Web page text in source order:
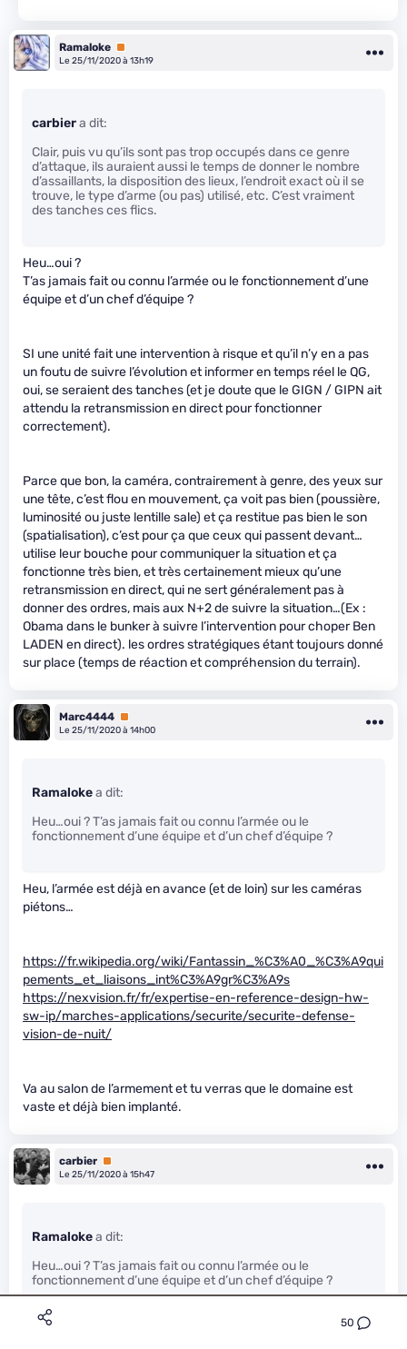
50
Ramaloke Premium
Le 25/11/2020 à 13h19
carbiera dit:
Clair, puis vu qu’ils sont pas trop occupés dans ce genre
d’attaque, ils auraient aussi le temps de donner le nombre
d’assaillants, la disposition des lieux, l’endroit exact où il se
trouve, le type d’arme (ou pas) utilisé, etc. C’est vraiment
des tanches ces flics.
Heu…oui ?
T’as jamais fait ou connu l’armée ou le fonctionnement d’une
équipe et d’un chef d’équipe ?
SI une unité fait une intervention à risque et qu’il n’y en a pas
un foutu de suivre l’évolution et informer en temps réel le QG,
oui, se seraient des tanches (et je doute que le GIGN / GIPN ait
attendu la retransmission en direct pour fonctionner
correctement).
Parce que bon, la caméra, contrairement à genre, des yeux sur
une tête, c’est flou en mouvement, ça voit pas bien (poussière,
luminosité ou juste lentille sale) et ça restitue pas bien le son
(spatialisation), c’est pour ça que ceux qui passent devant…
utilise leur bouche pour communiquer la situation et ça
fonctionne très bien, et très certainement mieux qu’une
retransmission en direct, qui ne sert généralement pas à
donner des ordres, mais aux N+2 de suivre la situation…(Ex :
Obama dans le bunker à suivre l’intervention pour choper Ben
LADEN en direct). les ordres stratégiques étant toujours donné
sur place (temps de réaction et compréhension du terrain).
Marc4444 Premium
Le 25/11/2020 à 14h00
Ramalokea dit:
Heu…oui ? T’as jamais fait ou connu l’armée ou le
fonctionnement d’une équipe et d’un chef d’équipe ?
Heu, l’armée est déjà en avance (et de loin) sur les caméras
piétons…
https://fr.wikipedia.org/wiki/Fantassin_%C3%A0_%C3%A9qui
pements_et_liaisons_int%C3%A9gr%C3%A9s
https://nexvision.fr/fr/expertise-en-reference-design-hw-
sw-ip/marches-applications/securite/securite-defense-
vision-de-nuit/
Va au salon de l’armement et tu verras que le domaine est
vaste et déjà bien implanté.
carbier Premium
Le 25/11/2020 à 15h47
Ramalokea dit:
Heu…oui ? T’as jamais fait ou connu l’armée ou le
fonctionnement d’une équipe et d’un chef d’équipe ?
SI une unité fait une intervention à risque et qu’il n’y en a